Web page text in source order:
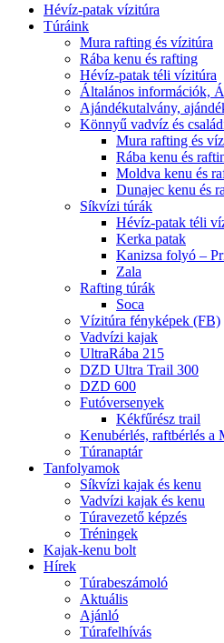
Hévíz-patak vízitúra
Túráink
Mura rafting és vízitúra
Rába kenu és rafting
Hévíz-patak téli vízitúra
Általános információk,
Ajándékutalvány,
Könnyű vadvíz és
Mura rafting és
Rába kenu és
Moldva kenu és
Dunajec kenu és
Síkvízi túrák
Hévíz-patak téli
Kerka patak
Kanizsa folyó –
Zala
Rafting túrák
Soca
Vízitúra fényképek (FB)
Vadvízi kajak
UltraRába 215
DZD Ultra Trail 300
DZD 600
Futóversenyek
Kékfűrész trail
Kenubérlés, raftbérlés a
Túranaptár
Tanfolyamok
Síkvízi kajak és kenu
Vadvízi kajak és kenu
Túravezető képzés
Tréningek
Kajak-kenu bolt
Hírek
Túrabeszámoló
Aktuális
Ajánló
Túrafelhívás